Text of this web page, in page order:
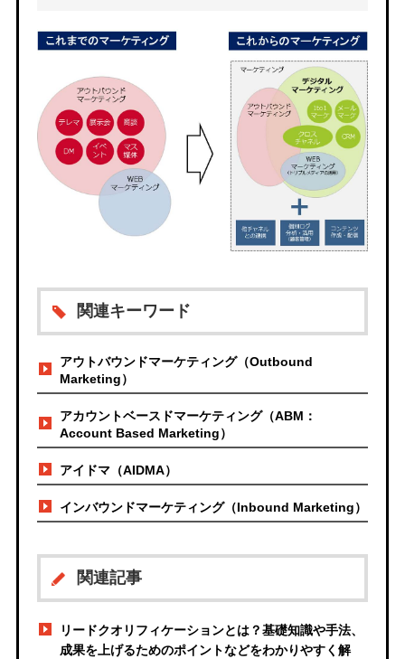
関連キーワード
アウトバウンドマーケティング（Outbound
Marketing）
アカウントベースドマーケティング（ABM：
Account Based Marketing）
アイドマ（AIDMA）
インバウンドマーケティング（Inbound Marketing）
関連記事
リードクオリフィケーションとは？基礎知識や手法、
成果を上げるためのポイントなどをわかりやすく解